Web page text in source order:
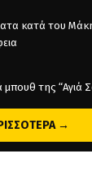
κατά του
μπουθ της “Αγιά
→